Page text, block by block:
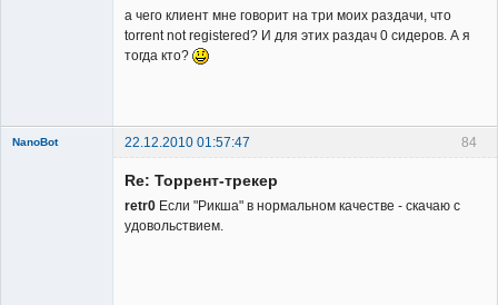
а чего клиент мне говорит на три моих раздачи, что
torrent not registered? И для этих раздач 0 сидеров. А я
тогда кто?
84
NanoBot
22.12.2010 01:57:47
Re: Торрент-трекер
retr0 Если "Рикша" в нормальном качестве - скачаю с
удовольствием.